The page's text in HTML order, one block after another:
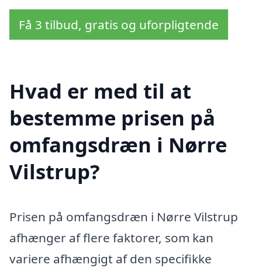
Få 3 tilbud, gratis og uforpligtende
Hvad er med til at
bestemme prisen på
omfangsdræn i Nørre
Vilstrup?
Prisen på omfangsdræn i Nørre Vilstrup
afhænger af flere faktorer, som kan
variere afhængigt af den specifikke